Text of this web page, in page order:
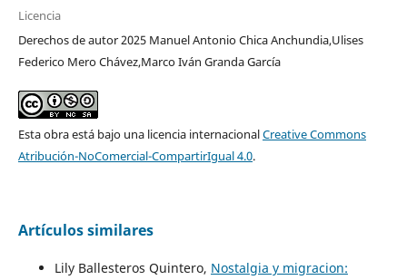
Licencia
Derechos de autor 2025 Manuel Antonio Chica Anchundia,Ulises
Federico Mero Chávez,Marco Iván Granda García
Esta obra está bajo una licencia internacionalCreative Commons
Atribución-NoComercial-CompartirIgual 4.0.
Artículos similares
Lily Ballesteros Quintero, Nostalgia y migracion: